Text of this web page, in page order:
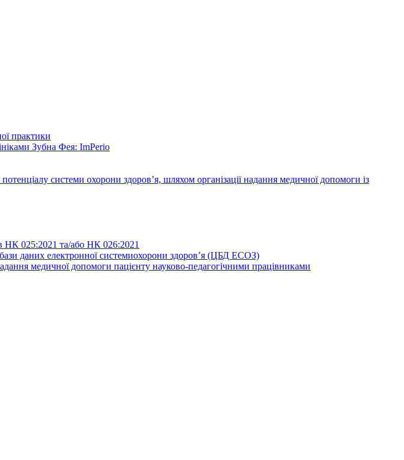
практики
Зубна Фея: ImPerio
системи охорони здоров’я, шляхом організації надання медичної допомоги із
НК 025:2021 та/або НК 026:2021
даних електронної системиохорони здоров’я (ЦБД ЕСОЗ)
медичної допомоги пацієнту науково-педагогічними працівниками